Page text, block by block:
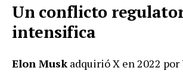
Un conflicto
intensifica
Elon Muskadquirió X en 2022 por